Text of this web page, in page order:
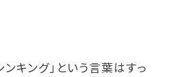
キング」という言葉はすっ